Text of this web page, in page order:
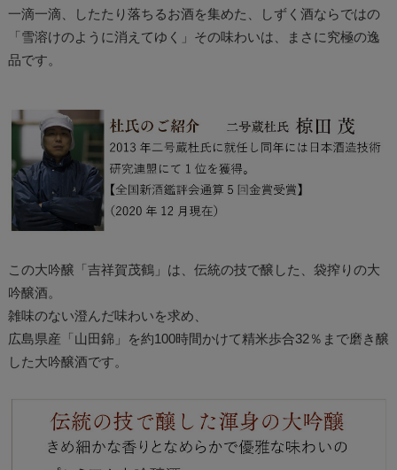
一滴一滴、したたり落ちるお酒を集めた、しずく酒ならではの
「雪溶けのように消えてゆく」その味わいは、まさに究極の逸
品です。
この大吟醸「吉祥賀茂鶴」は、伝統の技で醸した、袋搾りの大
吟醸酒。
雑味のない澄んだ味わいを求め、
広島県産「山田錦」を約100時間かけて精米歩合32％まで磨き醸
した大吟醸酒です。